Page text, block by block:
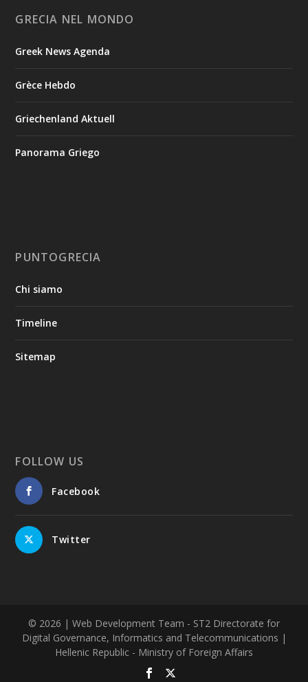
GRECIA NEL MONDO
Greek News Agenda
Grèce Hebdo
Griechenland Aktuell
Panorama Griego
PUNTOGRECIA
Chi siamo
Timeline
Sitemap
FOLLOW US
Facebook
Twitter
© 2026 | Web Development Team - ST2 Directorate for
Digital Governance, Informatics and Telecommunications |
Hellenic Republic - Ministry of Foreign Affairs